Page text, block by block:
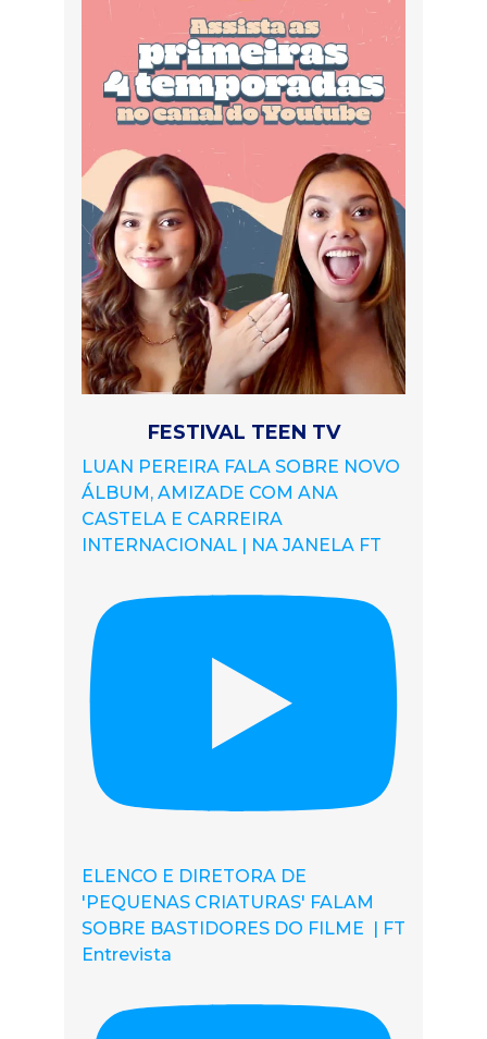
FESTIVAL TEEN TV
LUAN PEREIRA FALA SOBRE NOVO
ÁLBUM, AMIZADE COM ANA
CASTELA E CARREIRA
INTERNACIONAL | NA JANELA FT
ELENCO E DIRETORA DE
'PEQUENAS CRIATURAS' FALAM
SOBRE BASTIDORES DO FILME | FT
Entrevista